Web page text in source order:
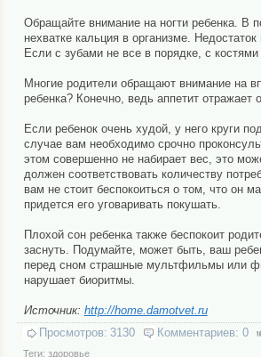
Обращайте внимание на ногти ребенка. В
нехватке кальция в организме.
Если с зубами не все в порядке, с
Многие родители обращают внимание на
ребенка? Конечно, ведь аппетит
Если ребенок очень худой, у него круги
случае вам необходимо срочно
этом совершенно не набирает вес, это
должен соответствовать количеству
вам не стоит беспокоиться о том, что он
придется его уговаривать покушать.
Плохой сон ребенка также беспокоит
заснуть. Подумайте, может быть, ваш
перед сном страшные мультфильмы или
нарушает биоритмы.
Источник: http://home.damotvet.ru
Просмотров: 3130 Комментариев: 0
Теги: здоровье